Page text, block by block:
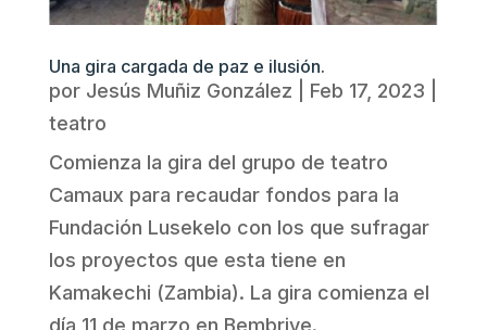
Una gira cargada de paz e ilusión.
por Jesús Muñiz González Feb 17, 2023
teatro
Comienza la gira del grupo de teatro
Camaux para recaudar fondos para la
Fundación Lusekelo con los que sufragar
los proyectos que esta tiene en
Kamakechi (Zambia). La gira comienza el
día 11 de marzo en Bembrive.